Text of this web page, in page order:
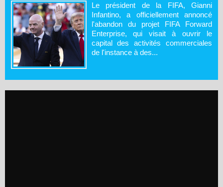
Le président de la FIFA, Gianni
Infantino, a officiellement annoncé
l'abandon du projet FIFA Forward
Enterprise, qui visait à ouvrir le
capital des activités commerciales
de l'instance à des...